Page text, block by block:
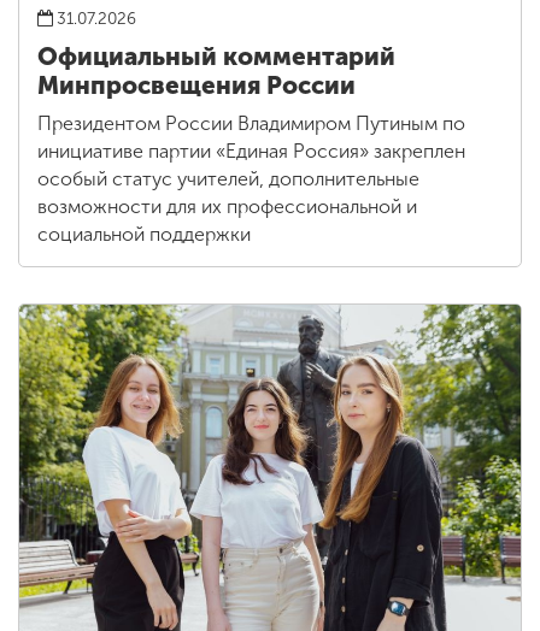
31.07.2026
Официальный комментарий
Минпросвещения России
Президентом России Владимиром Путиным по
инициативе партии «Единая Россия» закреплен
особый статус учителей, дополнительные
возможности для их профессиональной и
социальной поддержки